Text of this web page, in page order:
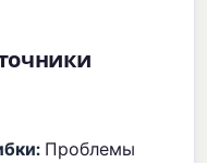
Проблемы